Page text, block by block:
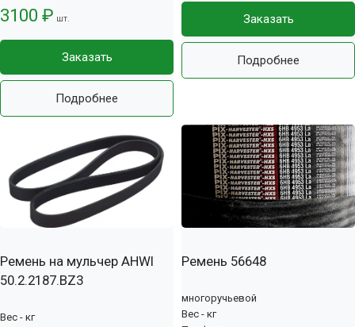
3100 ₽ шт.
Заказать
Подробнее
Заказать
Подробнее
Ремень на мульчер AHWI
50.2.2187.BZ3
Вес - кг
Ремень 56648
многоручьевой
Вес - кг